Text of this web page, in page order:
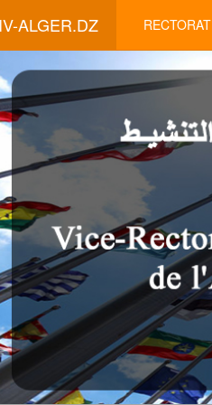
ALGER.DZ RECTORAT